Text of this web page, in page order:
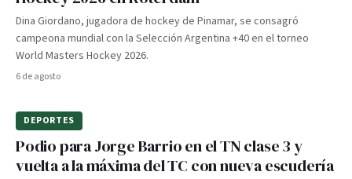
Dina Giordano, jugadora de hockey de Pinamar, se consagró
campeona mundial con la Selección Argentina +40 en el torneo
World Masters Hockey 2026.
6 de agosto
DEPORTES
Podio para Jorge Barrio en el TN clase 3 y
vuelta a la máxima del TC con nueva escudería